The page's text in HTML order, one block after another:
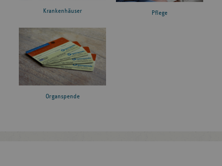
Krankenhäuser Pflege
Organspende